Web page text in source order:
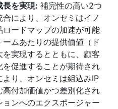
長を実現: 補完性の高い2つ
により、オンセミはイノ
ードマップの加速が可能
ムあたりの提供価値（ド
実現するとともに、顧客
を促進することが期待され
より、オンセミは組込みIP
付加価値かつ差別化され
ンへのエクスポージャー